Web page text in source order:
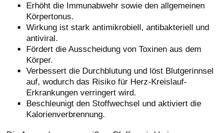
Erhöht die Immunabwehr sowie den allgemeinen
Körpertonus.
Wirkung ist stark antimikrobiell, antibakteriell und
antiviral.
Fördert die Ausscheidung von Toxinen aus dem
Körper.
Verbessert die Durchblutung und löst Blutgerinnsel
auf, wodurch das Risiko für Herz-Kreislauf-
Erkrankungen verringert wird.
Beschleunigt den Stoffwechsel und aktiviert die
Kalorienverbrennung.